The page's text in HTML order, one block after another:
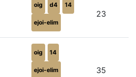
oig d4 14
ejoi-elim
23
oig 14
ejoi-elim 35